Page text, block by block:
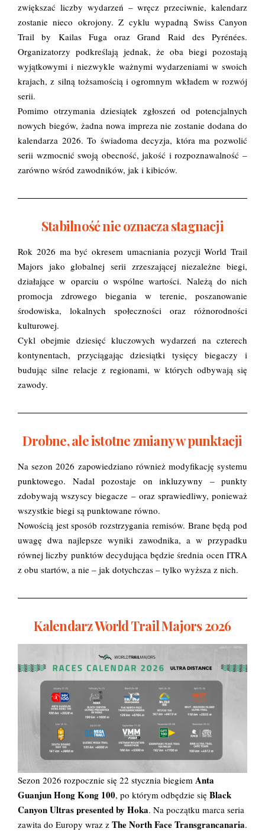
zwiększać liczby wydarzeń – wręcz przeciwnie, kalendarz
zostanie nieco okrojony. Z cyklu wypadną Swiss Canyon
Trail by Kailas Fuga oraz Grand Raid des Pyrénées.
Organizatorzy podkreślają jednak, że oba biegi pozostają
wyjątkowymi i niezwykle ważnymi wydarzeniami w swoich
krajach, z silną tożsamością i ogromnym wkładem w rozwój
serii.
Pomimo otrzymania dziesiątek zgłoszeń od potencjalnych
nowych biegów, żadna nowa impreza nie zostanie dodana do
kalendarza 2026. To świadoma decyzja, która ma pozwolić
serii wzmocnić swoją obecność, jakość i rozpoznawalność –
zarówno wśród zawodników, jak i kibiców.
Stabilność nie oznacza stagnacji
Rok 2026 ma być okresem umacniania pozycji World Trail
Majors jako globalnej serii zrzeszającej niezależne biegi,
działające w oparciu o wspólne wartości. Należą do nich
promocja zdrowego biegania w terenie, poszanowanie
środowiska, lokalnych społeczności oraz różnorodności
kulturowej.
Cykl obejmie dziesięć kluczowych wydarzeń na czterech
kontynentach, przyciągając dziesiątki tysięcy biegaczy i
budując silne relacje z regionami, w których odbywają się
zawody.
Drobne, ale istotne zmiany w punktacji
Na sezon 2026 zapowiedziano również modyfikację systemu
punktowego. Nadal pozostaje on inkluzywny – punkty
zdobywają wszyscy biegacze – oraz sprawiedliwy, ponieważ
wszystkie biegi są punktowane równo.
Nowością jest sposób rozstrzygania remisów. Brane będą pod
uwagę dwa najlepsze wyniki zawodnika, a w przypadku
równej liczby punktów decydująca będzie średnia ocen ITRA
z obu startów, a nie – jak dotychczas – tylko wyższa z nich.
Kalendarz World Trail Majors 2026
Sezon 2026 rozpocznie się 22 stycznia biegiem Anta
Guanjun Hong Kong 100, po którym odbędzie się Black
Canyon Ultras presented by Hoka. Na początku marca seria
zawita do Europy wraz z The North Face Transgrancanaria.